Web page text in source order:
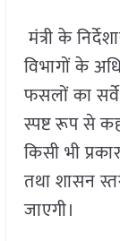
मंत्री के
विभागों के
फसलों का सर्वे
स्पष्ट रूप से
किसी भी
तथा शासन
जाएगी।